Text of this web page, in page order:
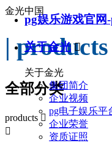
pg娱乐游戏官网
关于金光 
关于金光
集团简介
企业视频
pg电子娱乐平
企业荣誉
资质证照
金光中国
| products
全部分类
products 
